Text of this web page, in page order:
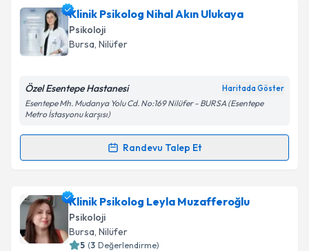
için bir takvim hazırlandığında e-posta ile
bilgilendireceğiz.
E-posta Adresiniz
Kişisel verilerimin işlenmesine ilişkin
Metni'ni okudum ve kişisel verilerimin belirtilen
kapsamda işlenmesini kabul ediyorum.
Takvim Talebini Gönder
Klinik Psikolog Nihal Akın Ulukaya
Psikoloji
Bursa, Nilüfer
Özel Esentepe Hastanesi Haritada Göster
Esentepe Mh. Mudanya Yolu Cd. No:169 Nilüfer - BURSA (Esentepe
Metro İstasyonu karșısı)
Randevu Talep Et
Randevu Takvimi Talebi
Klinik Psikolog Nihal Akın Ulukayaiçin randevu
takvimi talebi oluşturun. Size bu uzmandan randevu
almanız için bir takvim hazırlandığında e-posta ile
bilgilendireceğiz.
Klinik Psikolog Leyla Muzafferoğlu
Psikoloji
Bursa, Nilüfer
5 (3 Değerlendirme)